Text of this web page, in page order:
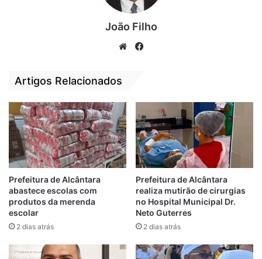
João Filho
We
Artigos Relacionados
Prefeitura de Alcântara
abastece escolas com
produtos da merenda
escolar
2 dias atrás
Prefeitura de Alcântara
realiza mutirão de cirurgias
no Hospital Municipal Dr.
Neto Guterres
2 dias atrás